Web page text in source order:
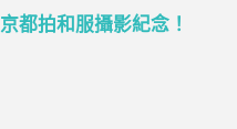
都拍和服攝影紀念！